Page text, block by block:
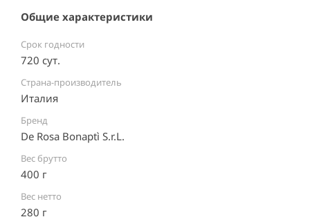
Общие характеристики
Срок годности
720 сут.
Страна-производитель
Италия ⠀
Бренд
De Rosa Bonaptì S.r.L.
Вес брутто
400 г
Вес нетто
280 г